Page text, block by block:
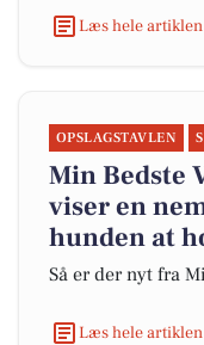
Læs hele
OPSLAGSTAVLEN
Min Bedste
viser en
hunden at
Så er der nyt fra
Læs hele